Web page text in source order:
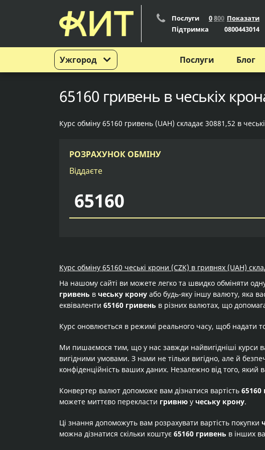
Ужгород
Послуги 0800 Показати
Підтримка
0800443014
Послуги Блог
65160 гривень в чеськіх
Курс обміну 65160 гривень (UAH) складає 30881,52 в
РОЗРАХУНОК ОБМІНУ
Віддаєте
Курс обміну 65160 чеські крони (CZK) в гривнях (UAH)
На нашому сайті ви можете легко та швидко обміняти
гривень в чеську крону або будь-яку іншу валюту, яка
еквіваленти 65160 гривень в різних валютах, що
Курс оновлюється в режимі реального часу, щоб надати
Ми пишаємося тим, що у нас завжди найвигідніші курси
вигідними умовами. З нами не тільки вигідно, але й
конфіденційність ваших даних. Незалежно від того,
Конвертер валют допоможе вам дізнатися вартість 65160
можете миттєво перекласти гривню у чеську крону.
Ці знання допоможуть вам розрахувати вартість покупки
можна дізнатися скільки коштує 65160 гривень в інших